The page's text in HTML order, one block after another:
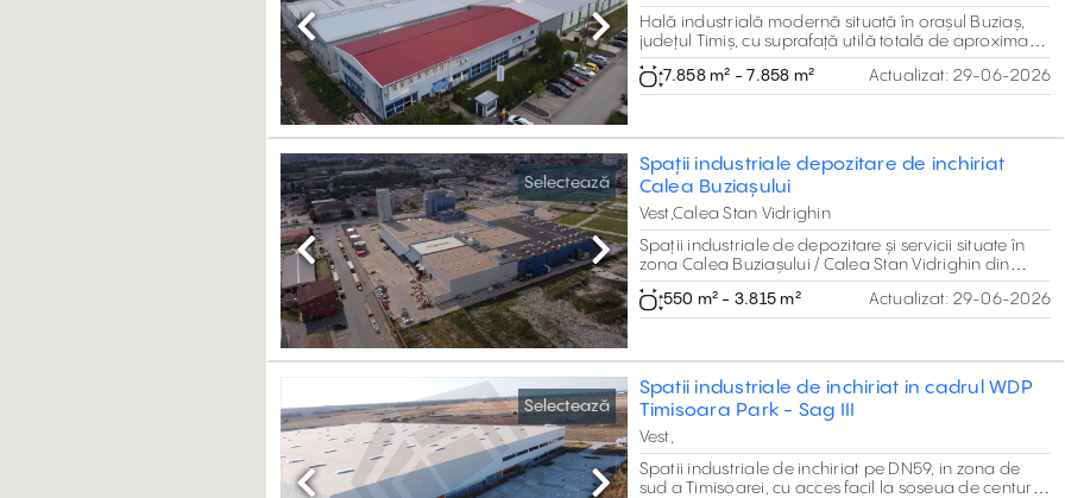
Previous Next
Hală industrială modernă situată în orașul Buziaș,
județul Timiș, cu suprafață utilă totală de aproximativ
7.858 mp, compusă din 6.576 mp spații de
producție/depozitare și 1.282 mp birouri și spații
sociale. Proprietatea este construită la standarde
zonele de producție, instalații complete și sisteme de
încălzire și răcire cu centrală termică pe gaz și
chillere.
7.858 m² - 7.858 m² Actualizat: 29-06-2026
Selectează
Previous Next
Spații industriale depozitare de inchiriat
Calea Buziașului
Vest,Calea Stan Vidrighin
Spații industriale de depozitare și servicii situate în
zona Calea Buziașului / Calea Stan Vidrighin din
Timișoara, cu acces direct din arteră principală cu 4
benzi de circulație. Proprietatea oferă mai multe
opțiuni de închiriere, cu suprafețe între 550 mp și
550 m² - 3.815 m² Actualizat: 29-06-2026
Selectează
Spatii industriale de inchiriat in cadrul WDP
Timisoara Park - Sag III
Vest,
Spatii industriale de inchiriat pe DN59, in zona de
sud a Timisoarei, cu acces facil la soseua de centura